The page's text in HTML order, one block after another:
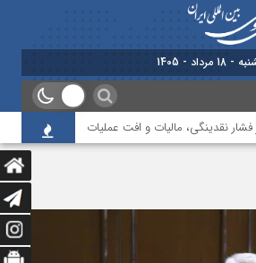
- 1405
نقدینگی، مالیات و افت عملیات بررسی